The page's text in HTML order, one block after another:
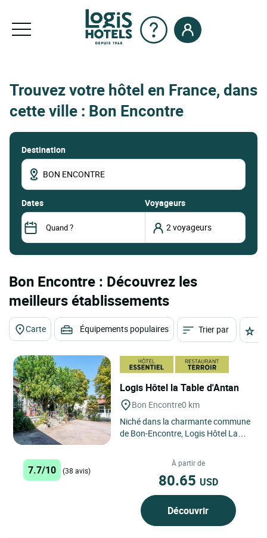
Trouvez votre hôtel en France, dans
cette ville : Bon Encontre
Destination
dates Voyageurs
Bon Encontre : Découvrez les
meilleurs établissements
Carte Équipements populaires Trier par
Logis Hôtel la Table d'Antan
Bon Encontre0 km
Niché dans la charmante commune
de Bon-Encontre, Logis Hôtel La
paisible et authentique...
7.7/10 (38 avis)
À partir de
80.65 USD
Découvrir